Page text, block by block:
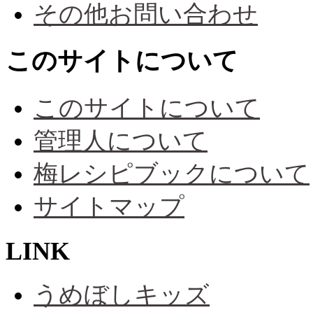
その他お問い合わせ
このサイトについて
このサイトについて
管理人について
梅レシピブックについて
サイトマップ
LINK
うめぼしキッズ